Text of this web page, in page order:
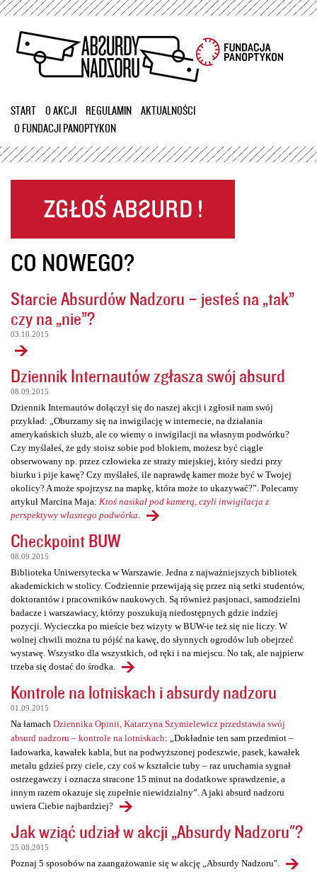
Przejdź
treści
START O AKCJI REGULAMIN
AKTUALNOŚCI
O FUNDACJI PANOPTYKON
CO NOWEGO?
Starcie Absurdów Nadzoru – jesteś na „tak”
czy na „nie”?
03.10.2015
Dziennik Internautów zgłasza swój absurd
08.09.2015
Dziennik Internautów dołączył się do naszej akcji i zgłosił nam swój
przykład: „Oburzamy się na inwigilację w internecie, na działania
amerykańskich służb, ale co wiemy o inwigilacji na własnym podwórku?
Czy myślałeś, że gdy stoisz sobie pod blokiem, możesz być ciągle
obserwowany np. przez człowieka ze straży miejskiej, który siedzi przy
biurku i pije kawę? Czy myślałeś, ile naprawdę kamer może być w Twojej
okolicy? A może spojrzysz na mapkę, która może to ukazywać?”. Polecamy
artykuł Marcina Maja: Ktoś nasikał pod kamerą, czyli inwigilacja z
perspektywy własnego podwórka
Checkpoint BUW
08.09.2015
Biblioteka Uniwersytecka w Warszawie. Jedna z najważniejszych bibliotek
akademickich w stolicy. Codziennie przewijają się przez nią setki studentów,
doktorantów i pracowników naukowych. Są również pasjonaci, samodzielni
badacze i warszawiacy, którzy poszukują niedostępnych gdzie indziej
pozycji. Wycieczka po mieście bez wizyty w BUW-ie też się nie liczy. W
wolnej chwili można tu pójść na kawę, do słynnych ogrodów lub obejrzeć
wystawę. Wszystko dla wszystkich, od ręki i na miejscu. No tak, ale najpierw
trzeba się dostać do środka.
Kontrole na lotniskach i absurdy nadzoru
01.09.2015
Na łamach Dziennika Opinii, Katarzyna Szymielewicz przedstawia swój
absurd nadzoru – kontrole na lotniskach: „Dokładnie ten sam przedmiot –
ładowarka, kawałek kabla, but na podwyższonej podeszwie, pasek, kawałek
metalu gdzieś przy ciele, czy coś w kształcie tuby – raz uruchamia sygnał
ostrzegawczy i oznacza stracone 15 minut na dodatkowe sprawdzenie, a
innym razem okazuje się zupełnie niewidzialny”. A jaki absurd nadzoru
uwiera Ciebie najbardziej?
Jak wziąć udział w akcji „Absurdy Nadzoru"?
25.08.2015
Poznaj 5 sposobów na zaangażowanie się w akcję „Absurdy Nadzoru".